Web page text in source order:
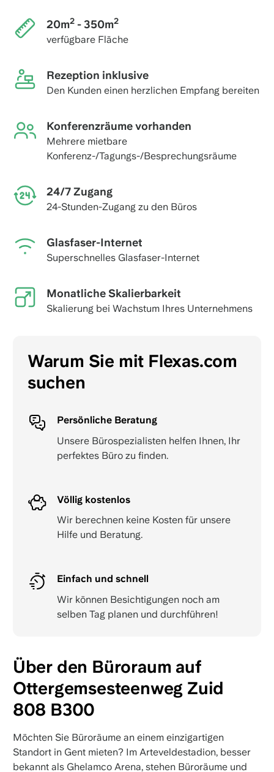
20m2- 350m2
verfügbare Fläche
Rezeption inklusive
Den Kunden einen herzlichen Empfang bereiten
Konferenzräume vorhanden
Mehrere mietbare
Konferenz-/Tagungs-/Besprechungsräume
24/7 Zugang
24-Stunden-Zugang zu den Büros
Glasfaser-Internet
Superschnelles Glasfaser-Internet
Monatliche Skalierbarkeit
Skalierung bei Wachstum Ihres Unternehmens
Warum Sie mit Flexas.com
suchen
Persönliche Beratung
Unsere Bürospezialisten helfen Ihnen, Ihr
perfektes Büro zu finden.
Völlig kostenlos
Wir berechnen keine Kosten für unsere
Hilfe und Beratung.
Einfach und schnell
Wir können Besichtigungen noch am
selben Tag planen und durchführen!
Über den Büroraum auf
Ottergemsesteenweg Zuid
808 B300
Möchten Sie Büroräume an einem einzigartigen
Standort in Gent mieten? Im Arteveldestadion, besser
bekannt als Ghelamco Arena, stehen Büroräume und